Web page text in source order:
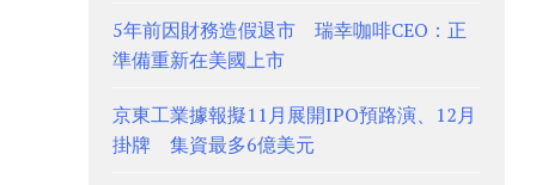
5年前因財務造假退市 瑞幸咖啡CEO：正
準備重新在美國上市
京東工業據報擬11月展開IPO預路演、12月
掛牌 集資最多6億美元